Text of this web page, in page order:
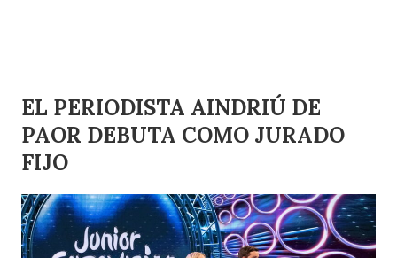
EL PERIODISTA AINDRIÚ DE
PAOR DEBUTA COMO JURADO
FIJO